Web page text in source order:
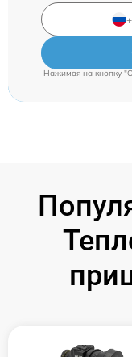
Нажимая на кнопку